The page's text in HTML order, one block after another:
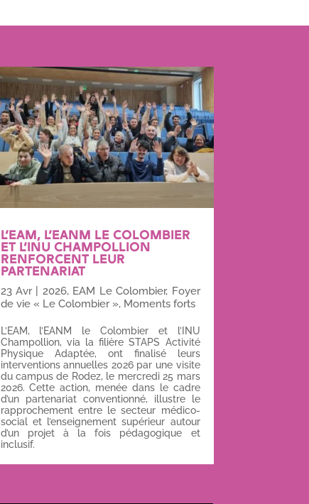
L’EAM, L’EANM LE COLOMBIER
ET L’INU CHAMPOLLION
RENFORCENT LEUR
PARTENARIAT
23 Avr| 2026, EAM Le Colombier, Foyer
de vie « Le Colombier », Moments forts
L’EAM, l’EANM le Colombier et l’INU
Champollion, via la filière STAPS Activité
Physique Adaptée, ont finalisé leurs
interventions annuelles 2026 par une visite
du campus de Rodez, le mercredi 25 mars
2026. Cette action, menée dans le cadre
d’un partenariat conventionné, illustre le
rapprochement entre le secteur médico-
social et l’enseignement supérieur autour
d’un projet à la fois pédagogique et
inclusif.